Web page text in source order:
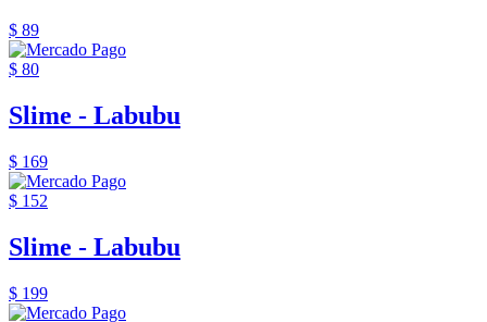
$ 89
$ 80
Slime - Labubu
$ 169
$ 152
Slime - Labubu
$ 199